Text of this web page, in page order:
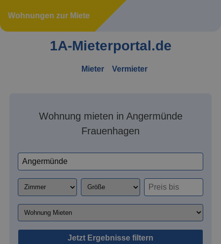
Wohnungen zur Miete
1A-Mieterportal.de
Mieter Vermieter
Wohnung mieten in Angermünde
Frauenhagen
Jetzt Ergebnisse filtern